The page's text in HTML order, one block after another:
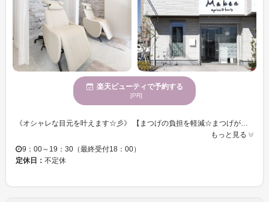
楽天ビューティで予約する
[PR]
もっと見る
9：00～19：30（最終受付18：00）
定休日： 不定休